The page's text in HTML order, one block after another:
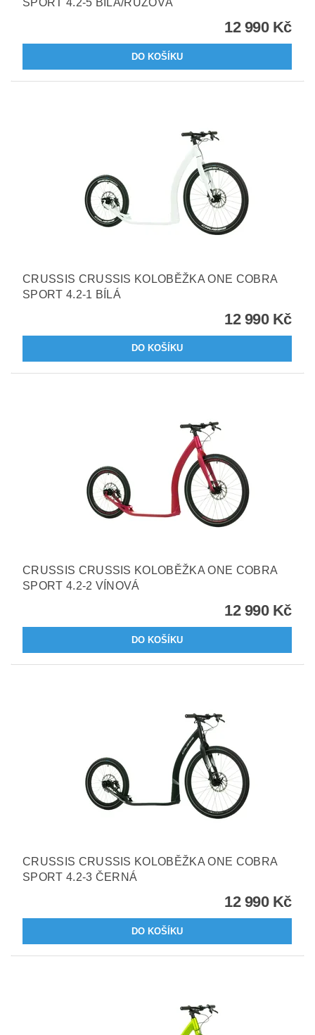
SPORT 4.2-5 BÍLÁ/RŮŽOVÁ
12 990 Kč
CRUSSIS CRUSSIS KOLOBĚŽKA ONE COBRA
SPORT 4.2-1 BÍLÁ
12 990 Kč
CRUSSIS CRUSSIS KOLOBĚŽKA ONE COBRA
SPORT 4.2-2 VÍNOVÁ
12 990 Kč
CRUSSIS CRUSSIS KOLOBĚŽKA ONE COBRA
SPORT 4.2-3 ČERNÁ
12 990 Kč